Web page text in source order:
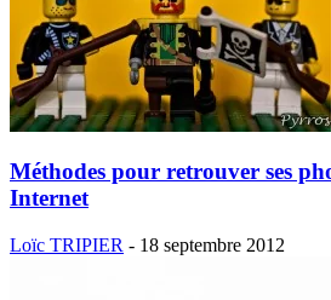
Méthodes pour retrouver ses
Internet
Loïc TRIPIER - 18 septembre 2012